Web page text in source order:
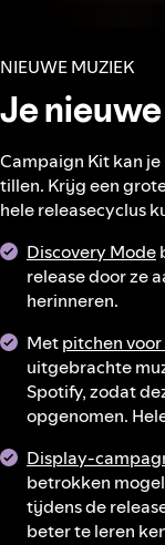
NIEUWE MUZIEK
Je
Campaign Kit kan
tillen. Krijg een
hele releasecyclus
Discovery Mode
release door ze
herinneren.
Metpitchen
uitgebrachte
Spotify, zodat
opgenomen.
Display-
betrokken
tijdens de
beter te leren